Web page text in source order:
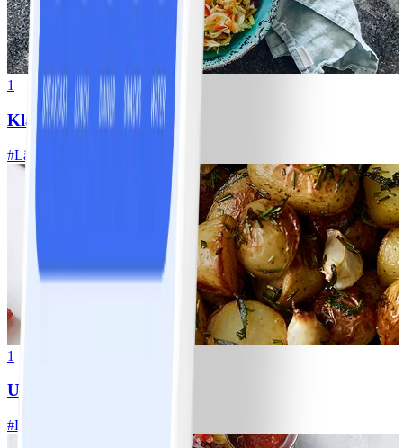
1
Klassisk vitkålssallad
#Lätt
1
Ugnsrostad potatis
#Lätt